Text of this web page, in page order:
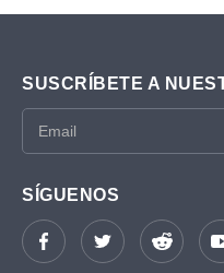
SUSCRÍBETE A
SÍGUENOS